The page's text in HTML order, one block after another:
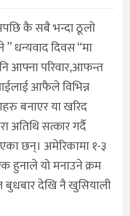
कै सबै भन्दा ठूलो
” धन्यवाद दिवस “मा
आफ्ना परिवार,आफन्त
आफैले विभिन्न
बनाएर या खरिद
अतिथि सत्कार गर्दै
छन्। अमेरिकामा १-३
हुनाले यो मनाउने क्रम
देखि नै खुसियाली